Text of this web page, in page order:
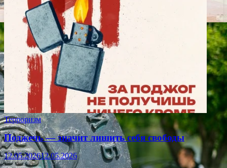
Терроризм
Поджечь — значит лишить себя свободы
12.05.202612.05.2026